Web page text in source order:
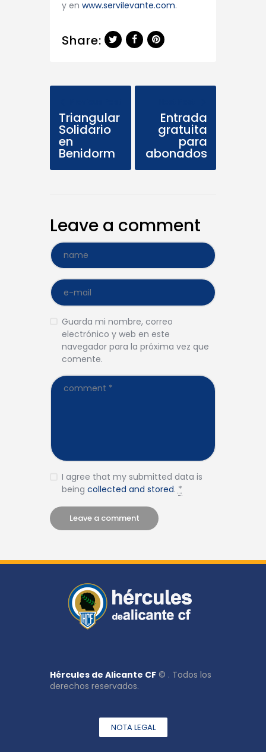
y en www.servilevante.com.
Share:
Triangular
Solidario
en
Benidorm
Entrada
gratuita
para
abonados
Leave a comment
Guarda mi nombre, correo
electrónico y web en este
navegador para la próxima vez que
comente.
I agree that my submitted data is
being collected and stored.*
Hércules de Alicante CF © . Todos los
derechos reservados.
NOTA LEGAL